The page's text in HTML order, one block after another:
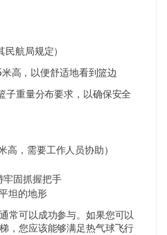
航局规定）
高，以便舒适地看到篮边
子重量分布要求，以确保安全
高，需要工作人员协助）
牢固抓握把手
坦的地形
常可以成功参与。如果您可以
，您应该能够满足热气球飞行